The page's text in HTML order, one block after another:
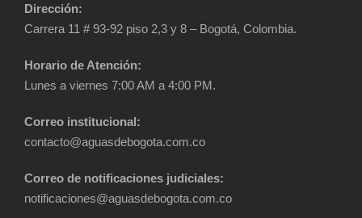
Dirección:
Carrera 11 # 93-92 piso 2,3 y 8 – Bogotá, Colombia.
Horario de Atención:
Lunes a viernes 7:00 AM a 4:00 PM.
Correo institucional:
contacto@aguasdebogota.com.co
Correo de notificaciones judiciales:
notificaciones@aguasdebogota.com.co